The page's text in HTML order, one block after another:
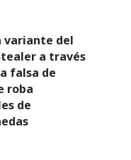
variante del
a través
falsa de
roba
de